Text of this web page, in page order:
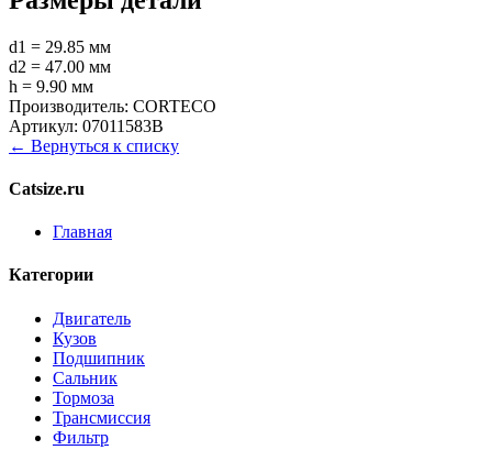
d1 = 29.85 мм
d2 = 47.00 мм
h = 9.90 мм
Производитель: CORTECO
Артикул: 07011583B
← Вернуться к списку
Catsize.ru
Главная
Категории
Двигатель
Кузов
Подшипник
Сальник
Тормоза
Трансмиссия
Фильтр